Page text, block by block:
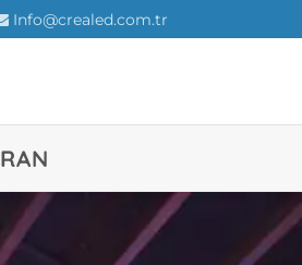
Info@crealed.com.tr